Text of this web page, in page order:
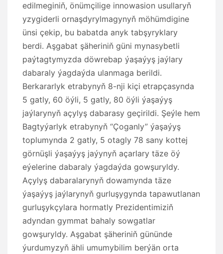
edilmeginiň, önümçilige innowasion usullaryň
yzygiderli ornaşdyrylmagynyň möhümdigine
ünsi çekip, bu babatda anyk tabşyryklary
berdi. Aşgabat şäheriniň güni mynasybetli
paýtagtymyzda döwrebap ýaşaýyş jaýlary
dabaraly ýagdaýda ulanmaga berildi.
Berkararlyk etrabynyň 8-nji kiçi etrapçasynda
5 gatly, 60 öýli, 5 gatly, 80 öýli ýaşaýyş
jaýlarynyň açylyş dabarasy geçirildi. Şeýle hem
Bagtyýarlyk etrabynyň “Çoganly” ýaşaýyş
toplumynda 2 gatly, 5 otagly 78 sany kottej
görnüşli ýaşaýyş jaýynyň açarlary täze öý
eýelerine dabaraly ýagdaýda gowşuryldy.
Açylyş dabaralarynyň dowamynda täze
ýaşaýyş jaýlarynyň gurluşygynda tapawutlanan
gurluşykçylara hormatly Prezidentimiziň
adyndan gymmat bahaly sowgatlar
gowşuryldy. Aşgabat şäheriniň gününde
ýurdumyzyň ähli umumybilim berýän orta